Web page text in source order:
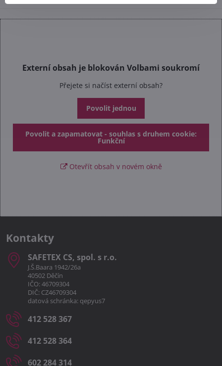
Externí obsah je blokován Volbami soukromí
Přejete si načíst externí obsah?
Povolit jednou
Povolit a zapamatovat - souhlas s druhem cookie:
Funkční
Otevřít obsah v novém okně
Kontakty
SAFETEX CS, spol​. s r​.o​.
J.Š.Baara 1942/26a
40502 Děčín
IČO: 46709304
DIČ: CZ46709304
datová schránka: qepyus7
412 528 367
412 528 364
602 284 314